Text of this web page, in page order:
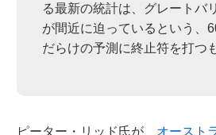
る最新の統計は、グレートバ
が間近に迫っているという、
だらけの予測に終止符を打つ
ピーター・リッド氏が、 オースト